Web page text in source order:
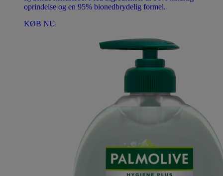
oprindelse og en 95% bionedbrydelig formel.
KØB NU